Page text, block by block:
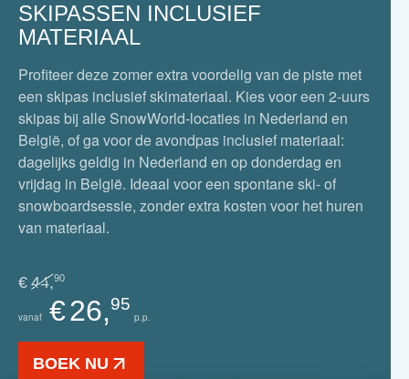
SKIPASSEN INCLUSIEF
MATERIAAL
Profiteer deze zomer extra voordelig van de piste met
een skipas inclusief skimateriaal. Kies voor een 2-uurs
skipas bij alle SnowWorld-locaties in Nederland en
België, of ga voor de avondpas inclusief materiaal:
dagelijks geldig in Nederland en op donderdag en
vrijdag in België. Ideaal voor een spontane ski- of
snowboardsessie, zonder extra kosten voor het huren
van materiaal.
€ 44,90
vanaf €26,95
p.p.
BOEK NU